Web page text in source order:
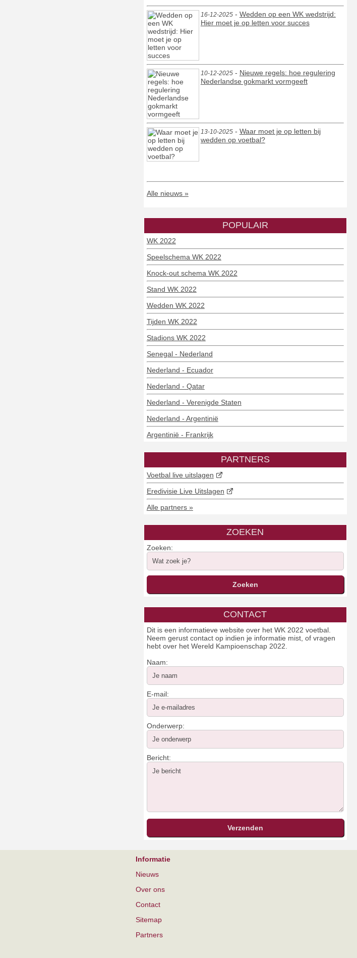
16-12-2025- Wedden op een WK wedstrijd:
Hier moet je op letten voor succes
10-12-2025- Nieuwe regels: hoe regulering
Nederlandse gokmarkt vormgeeft
13-10-2025- Waar moet je op letten bij
wedden op voetbal?
Alle nieuws »
POPULAIR
WK 2022
Speelschema WK 2022
Knock-out schema WK 2022
Stand WK 2022
Wedden WK 2022
Tijden WK 2022
Stadions WK 2022
Senegal - Nederland
Nederland - Ecuador
Nederland - Qatar
Nederland - Verenigde Staten
Nederland - Argentinië
Argentinië - Frankrijk
PARTNERS
Voetbal live uitslagen
Eredivisie Live Uitslagen
Alle partners »
ZOEKEN
Zoeken:
CONTACT
Dit is een informatieve website over het WK 2022 voetbal.
Neem gerust contact op indien je informatie mist, of vragen
hebt over het Wereld Kampioenschap 2022.
Naam:
E-mail:
Onderwerp:
Bericht:
Informatie
Nieuws
Over ons
Contact
Sitemap
Partners